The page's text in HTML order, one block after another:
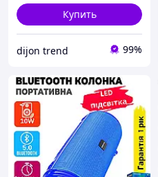
Купить
dijon trend 99%